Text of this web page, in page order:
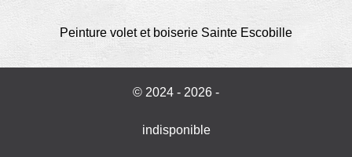
Peinture volet et boiserie Sainte Escobille
© 2024 - 2026 -
indisponible